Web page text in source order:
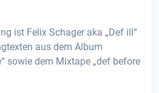
ist Felix Schager aka „Def ill“
aus dem Album
sowie dem Mixtape „def before